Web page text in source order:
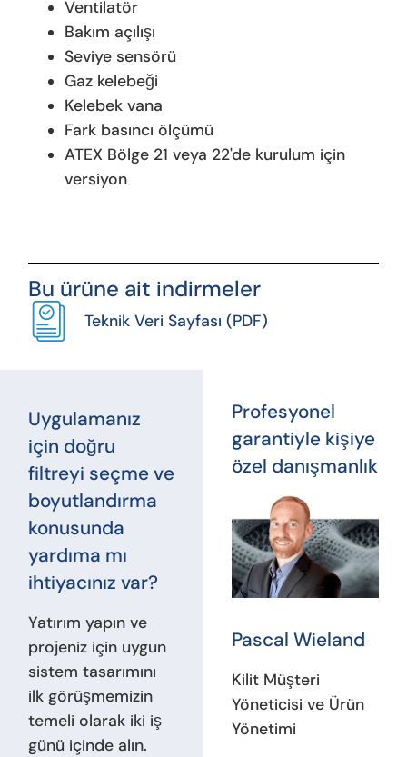
Ventilatör
Bakım açılışı
Seviye sensörü
Gaz kelebeği
Kelebek vana
Fark basıncı ölçümü
ATEX Bölge 21 veya 22'de kurulum için
versiyon
Bu ürüne ait indirmeler
Teknik Veri Sayfası (PDF)
Uygulamanız
için doğru
filtreyi seçme ve
boyutlandırma
konusunda
yardıma mı
ihtiyacınız var?
Yatırım yapın ve
projeniz için uygun
sistem tasarımını
ilk görüşmemizin
temeli olarak iki iş
günü içinde alın.
Profesyonel
garantiyle kişiye
özel danışmanlık
Pascal Wieland
Kilit Müşteri
Yöneticisi ve Ürün
Yönetimi